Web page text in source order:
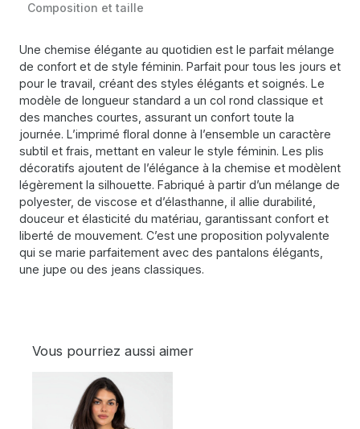
Composition et taille
Une chemise élégante au quotidien est le parfait mélange
de confort et de style féminin. Parfait pour tous les jours et
pour le travail, créant des styles élégants et soignés. Le
modèle de longueur standard a un col rond classique et
des manches courtes, assurant un confort toute la
journée. L’imprimé floral donne à l’ensemble un caractère
subtil et frais, mettant en valeur le style féminin. Les plis
décoratifs ajoutent de l’élégance à la chemise et modèlent
légèrement la silhouette. Fabriqué à partir d’un mélange de
polyester, de viscose et d’élasthanne, il allie durabilité,
douceur et élasticité du matériau, garantissant confort et
liberté de mouvement. C’est une proposition polyvalente
qui se marie parfaitement avec des pantalons élégants,
une jupe ou des jeans classiques.
Vous pourriez aussi aimer